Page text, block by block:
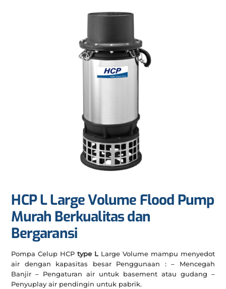
HCP L Large Volume Flood Pump
Murah Berkualitas dan
Bergaransi
Pompa Celup HCPtype L Large Volume mampu menyedot
air dengan kapasitas besar Penggunaan : – Mencegah
Banjir – Pengaturan air untuk basement atau gudang –
Penyuplay air pendingin untuk pabrik.